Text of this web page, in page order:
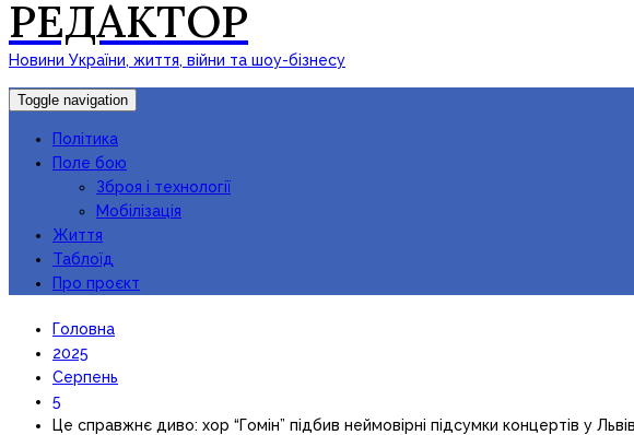
РЕДАКТОР
Новини України, життя, війни та шоу-бізнесу
Toggle navigation
Політика
Поле бою
Зброя і технології
Мобілізація
Життя
Таблоїд
Про проєкт
Головна
2025
Серпень
5
Це справжнє диво: хор “Гомін” підбив неймовірні підсумки концертів у